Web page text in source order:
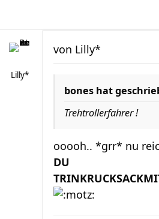
Lilly*
von Lilly*
bones hat
Trehtrollerfahrer !
ooooh.. *grr* nu
DU